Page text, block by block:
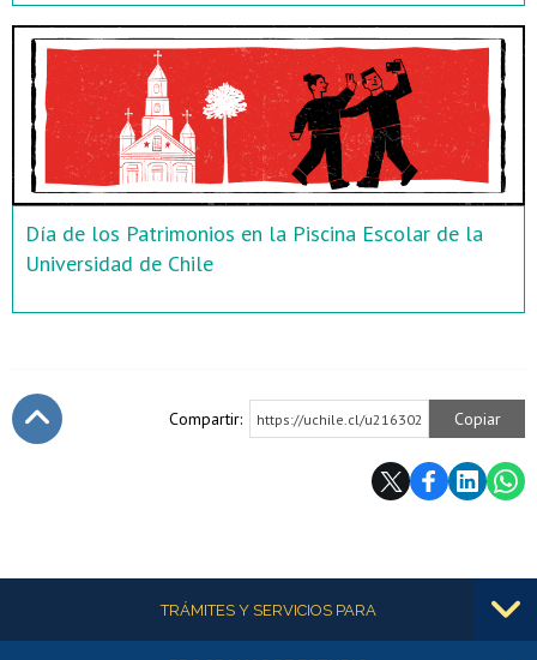
Día de los Patrimonios en la Piscina Escolar de la
Universidad de Chile
Compartir: https://uchile.cl/u216302 Copiar
Más informaciónTRÁMITES Y SERVICIOS PARA